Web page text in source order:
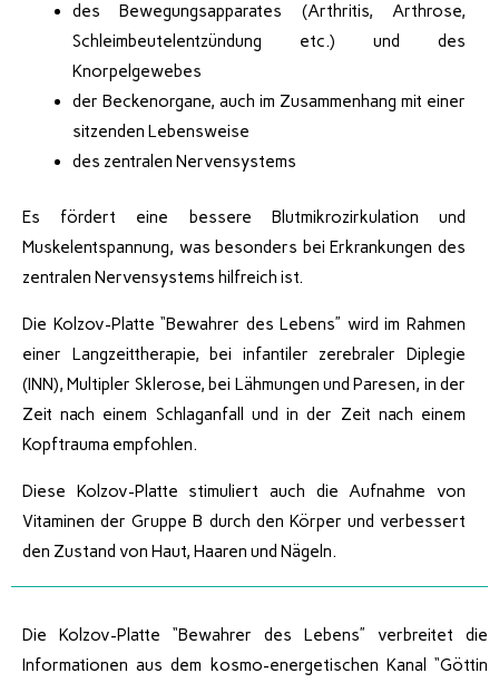
des Bewegungsapparates (Arthritis, Arthrose,
Schleimbeutelentzündung etc.) und des
Knorpelgewebes
der Beckenorgane, auch im Zusammenhang mit einer
sitzenden Lebensweise
des zentralen Nervensystems
Es fördert eine bessere Blutmikrozirkulation und
Muskelentspannung, was besonders bei Erkrankungen des
zentralen Nervensystems hilfreich ist.
Die Kolzov-Platte “Bewahrer des Lebens” wird im Rahmen
einer Langzeittherapie, bei infantiler zerebraler Diplegie
(INN), Multipler Sklerose, bei Lähmungen und Paresen, in der
Zeit nach einem Schlaganfall und in der Zeit nach einem
Kopftrauma empfohlen.
Diese Kolzov-Platte stimuliert auch die Aufnahme von
Vitaminen der Gruppe B durch den Körper und verbessert
den Zustand von Haut, Haaren und Nägeln.
Die Kolzov-Platte “Bewahrer des Lebens” verbreitet die
Informationen aus dem kosmo-energetischen Kanal “Göttin